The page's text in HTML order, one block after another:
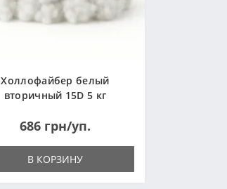
Холлофайбер белый
вторичный 15D 5 кг
686 грн/уп.
В КОРЗИНУ